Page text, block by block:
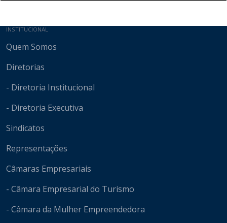
Mapa do site
INSTITUCIONAL
Quem Somos
Diretorias
- Diretoria Institucional
- Diretoria Executiva
Sindicatos
Representações
Câmaras Empresariais
- Câmara Empresarial do Turismo
- Câmara da Mulher Empreendedora